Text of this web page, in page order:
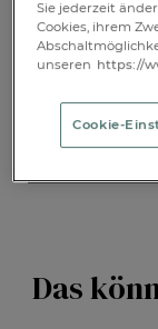
Das
Sie jederzeit
Cookies, ihrem
unseren https://
Cookie-